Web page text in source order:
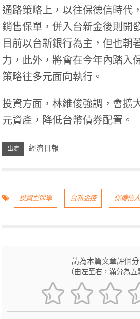
通路策略上，以往保德信時代
銷售保單，併入台新金後則開
目前以台新銀行為主，但也朝
力，此外，將會在今年內踏入
策略往多元面向執行。
投資方面，林維俊強調，會擴
元資產，降低台幣債券配置。
經濟日報
投資型保單 台新金控 保德信
請為本篇文章評個分
（由左至右，滿分為五